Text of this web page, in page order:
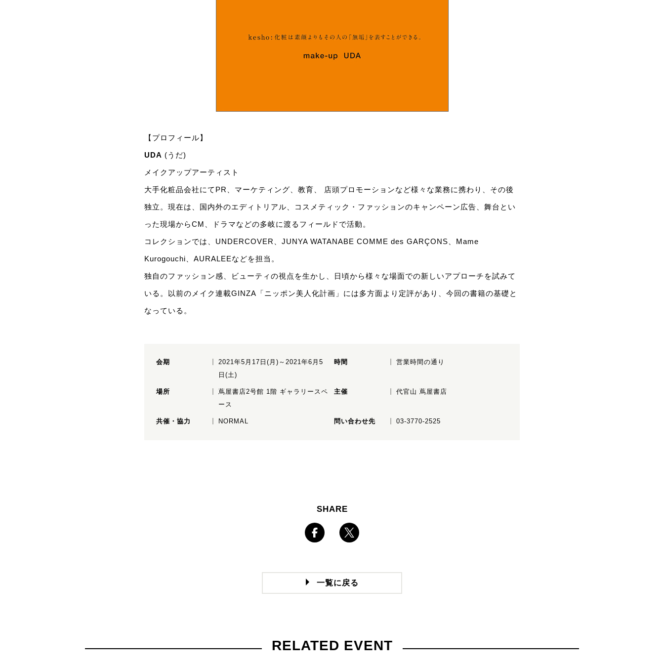
【プロフィール】
UDA (うだ)
メイクアップアーティスト
大手化粧品会社にてPR、マーケティング、教育、 店頭プロモーションなど様々な業務に携わり、その後
独立。現在は、国内外のエディトリアル、コスメティック・ファッションのキャンペーン広告、舞台とい
った現場からCM、ドラマなどの多岐に渡るフィールドで活動。
コレクションでは、UNDERCOVER、JUNYA WATANABE COMME des GARÇONS、Mame
Kurogouchi、AURALEEなどを担当。
独自のファッション感、ビューティの視点を生かし、日頃から様々な場面での新しいアプローチを試みて
いる。以前のメイク連載GINZA「ニッポン美人化計画」には多方面より定評があり、今回の書籍の基礎と
なっている。
会期
2021年5月17日(月)～2021年6月5
日(土)
時間 営業時間の通り
場所
蔦屋書店2号館 1階 ギャラリースペ
ース
主催 代官山 蔦屋書店
共催・協力 NORMAL 問い合わせ先 03-3770-2525
SHARE
一覧に戻る
RELATED EVENT